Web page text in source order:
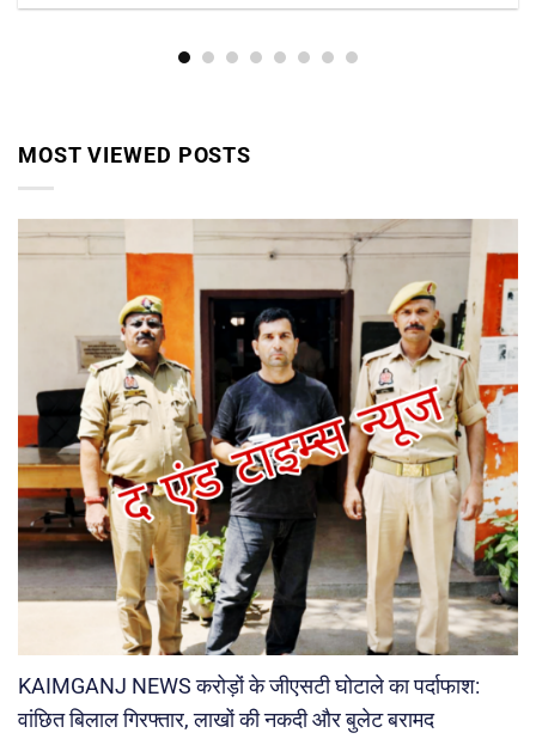
MOST VIEWED POSTS
KAIMGANJ NEWS करोड़ों के जीएसटी घोटाले का पर्दाफाश:
वांछित बिलाल गिरफ्तार, लाखों की नकदी और बुलेट बरामद